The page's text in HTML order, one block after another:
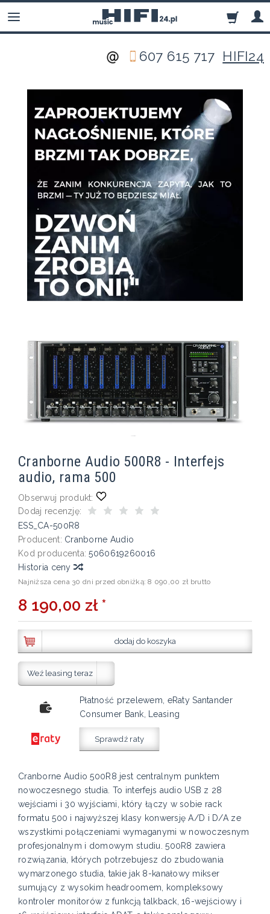
607 615 717 HIFI24
Cranborne Audio 500R8 - Interfejs
audio, rama 500
Obserwuj produkt:
Dodaj recenzję:
ESS_CA-500R8
Producent: Cranborne Audio
Kod producenta: 5060619260016
Historia ceny
Najniższa cena 30 dni przed obniżką:8 090,00 zł brutto
8 190,00 zł *
dodaj do koszyka
Weź leasing teraz
Płatność przelewem, eRaty Santander
Consumer Bank, Leasing
Sprawdź raty
Cranborne Audio 500R8 jest centralnym punktem
nowoczesnego studia. To interfejs audio USB z 28
wejściami i 30 wyjściami, który łączy w sobie rack
formatu 500 i najwyższej klasy konwersję A/D i D/A ze
wszystkimi połączeniami wymaganymi w nowoczesnym
profesjonalnym i domowym studiu. 500R8 zawiera
rozwiązania, których potrzebujesz do zbudowania
wymarzonego studia, takie jak 8-kanałowy mikser
sumujący z wysokim headroomem, kompleksowy
kontroler monitorów z funkcją talkback, 16-wejściowy i